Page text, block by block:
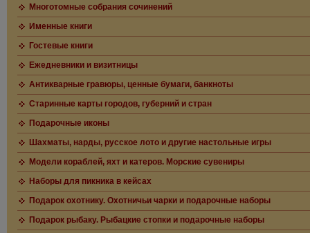
Многотомные собрания сочинений
Именные книги
Гостевые книги
Ежедневники и визитницы
Антикварные гравюры, ценные бумаги, банкноты
Старинные карты городов, губерний и стран
Подарочные иконы
Шахматы, нарды, русское лото и другие настольные игры
Модели кораблей, яхт и катеров. Морские сувениры
Наборы для пикника в кейсах
Подарок охотнику. Охотничьи чарки и подарочные наборы
Подарок рыбаку. Рыбацкие стопки и подарочные наборы